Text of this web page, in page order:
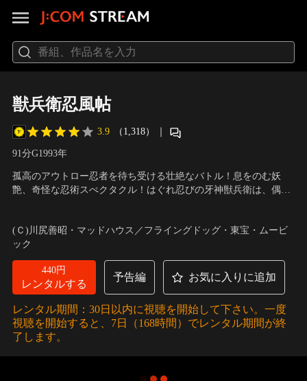
獣兵衛忍風帖
3.9 （1,318） ｜
91分G1993年
孤高のアウトロー忍者を待ち受ける壮絶なバトル！息をのむ妖
艶、奇怪な忍術スぺクタクル！はぐれ忍びの牙神獣兵衛は、偶然
たのは鬼門八人衆の動向を探っていた公儀隠密・濁庵。獣兵衛は
濁庵の好計にはまり…。
(Ｃ)川尻善昭・マッドハウス／フライングドッグ・東宝・ムービ
ック
440円
レンタルする
予告編 お気に入りに追加
レンタル期間：30日以内に視聴を開始して下さい。一度
視聴を開始すると、7日（168時間）でレンタル期間が終
了します。